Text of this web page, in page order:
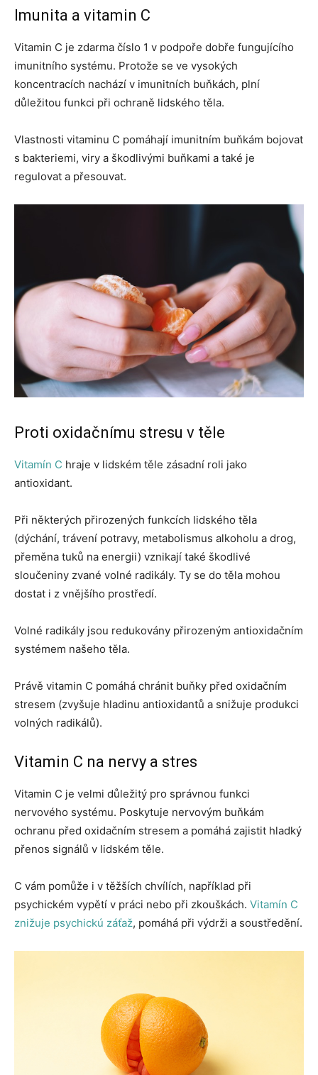
Imunita a vitamin C
Vitamin C je zdarma číslo 1 v podpoře dobře fungujícího
imunitního systému. Protože se ve vysokých
koncentracích nachází v imunitních buňkách, plní
důležitou funkci při ochraně lidského těla.
Vlastnosti vitaminu C pomáhají imunitním buňkám bojovat
s bakteriemi, viry a škodlivými buňkami a také je
regulovat a přesouvat.
Proti oxidačnímu stresu v těle
Vitamín C hraje v lidském těle zásadní roli jako
antioxidant.
Při některých přirozených funkcích lidského těla
(dýchání, trávení potravy, metabolismus alkoholu a drog,
přeměna tuků na energii) vznikají také škodlivé
sloučeniny zvané volné radikály. Ty se do těla mohou
dostat i z vnějšího prostředí.
Volné radikály jsou redukovány přirozeným antioxidačním
systémem našeho těla.
Právě vitamin C pomáhá chránit buňky před oxidačním
stresem (zvyšuje hladinu antioxidantů a snižuje produkci
volných radikálů).
Vitamin C na nervy a stres
Vitamin C je velmi důležitý pro správnou funkci
nervového systému. Poskytuje nervovým buňkám
ochranu před oxidačním stresem a pomáhá zajistit hladký
přenos signálů v lidském těle.
C vám pomůže i v těžších chvílích, například při
psychickém vypětí v práci nebo při zkouškách. Vitamín C
znižuje psychickú záťaž, pomáhá při výdrži a soustředění.